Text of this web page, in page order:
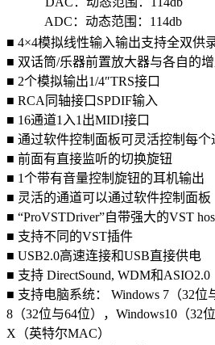
ADC：动态范围：114db
■ 4×4模拟线性输入输出支持全双供
■ 双话筒/乐器前置放大器与各自的
■ 2个模拟输出1/4″TRS接口
■ RCA同轴接口SPDIF输入
■ 16通道1入1出MIDI接口
■ 通过软件控制面板可灵活控制每个
■ 前面有直接监听的切换旋钮
■ 1个带有音量控制旋钮的耳机输出
■ 灵活的通道可以通过软件控制面板
■ “ProVSTDriver”自带强大的VST
■ 支持不同的VST插件
■ USB2.0高速连接和USB直接供电
■ 支持 DirectSound, WDM和ASIO2.0
■ 支持电脑系统： Windows 7（32位
8（32位与64位），Windows10（32
X（英特尔MAC）